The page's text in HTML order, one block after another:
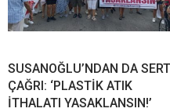
SUSANOĞLU’NDAN DA SERT
ÇAĞRI: ‘PLASTİK ATIK
İTHALATI YASAKLANSIN!’